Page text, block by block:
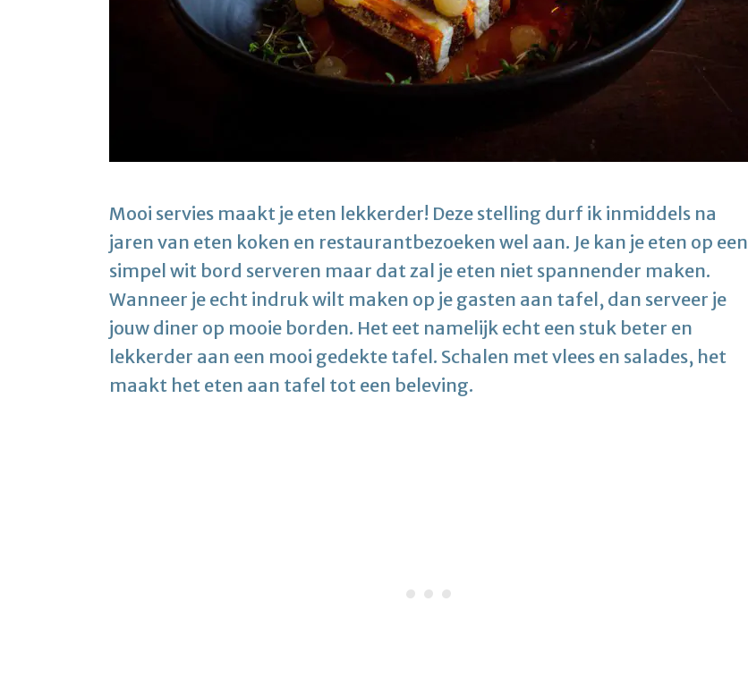
Mooi servies maakt je eten lekkerder! Deze stelling durf ik inmiddels na
jaren van eten koken en restaurantbezoeken wel aan. Je kan je eten op een
simpel wit bord serveren maar dat zal je eten niet spannender maken.
Wanneer je echt indruk wilt maken op je gasten aan tafel, dan serveer je
jouw diner op mooie borden. Het eet namelijk echt een stuk beter en
lekkerder aan een mooi gedekte tafel. Schalen met vlees en salades, het
maakt het eten aan tafel tot een beleving.